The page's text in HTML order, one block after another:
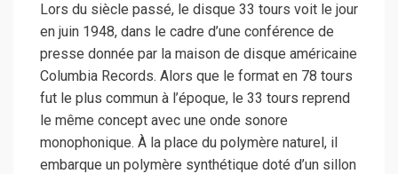
Lors du siècle passé, le disque 33 tours voit le jour
en juin 1948, dans le cadre d’une conférence de
presse donnée par la maison de disque américaine
Columbia Records. Alors que le format en 78 tours
fut le plus commun à l’époque, le 33 tours reprend
le même concept avec une onde sonore
monophonique. À la place du polymère naturel, il
embarque un polymère synthétique doté d’un sillon